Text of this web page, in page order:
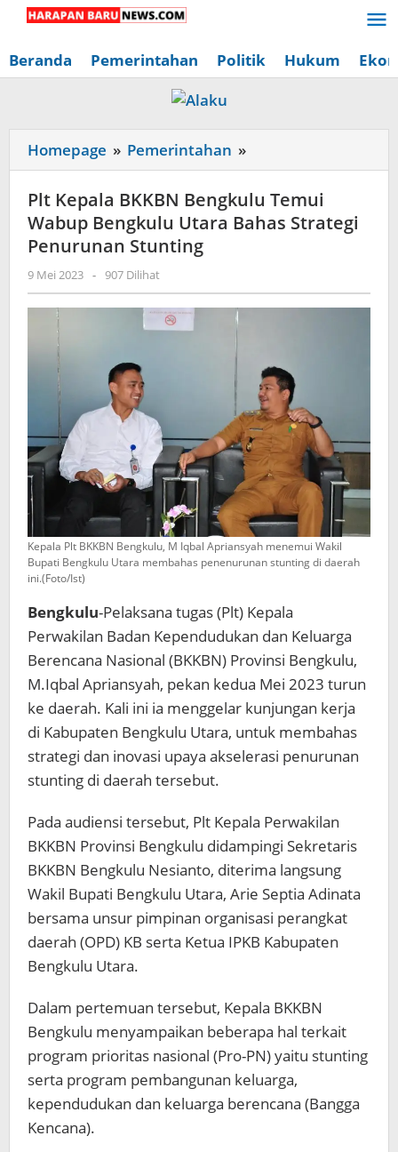
Lewati
konten
Beranda Pemerintahan Politik Hukum
Homepage » Pemerintahan »
Kepala
BKKBN
Bengkulu
Utara
Penurunan
Stunting
Plt Kepala BKKBN Bengkulu Temui
Wabup Bengkulu Utara Bahas Strategi
Penurunan Stunting
9 Mei 2023 oleh
Redaksi
Harapan
- 907 Dilihat
Kepala Plt BKKBN Bengkulu, M Iqbal Apriansyah menemui Wakil
Bupati Bengkulu Utara membahas penenurunan stunting di daerah
ini.(Foto/Ist)
Bengkulu-Pelaksana tugas (Plt) Kepala
Perwakilan Badan Kependudukan dan Keluarga
Berencana Nasional (BKKBN) Provinsi Bengkulu,
M.Iqbal Apriansyah, pekan kedua Mei 2023 turun
ke daerah. Kali ini ia menggelar kunjungan kerja
di Kabupaten Bengkulu Utara, untuk membahas
strategi dan inovasi upaya akselerasi penurunan
stunting di daerah tersebut.
Pada audiensi tersebut, Plt Kepala Perwakilan
BKKBN Provinsi Bengkulu didampingi Sekretaris
BKKBN Bengkulu Nesianto, diterima langsung
Wakil Bupati Bengkulu Utara, Arie Septia Adinata
bersama unsur pimpinan organisasi perangkat
daerah (OPD) KB serta Ketua IPKB Kabupaten
Bengkulu Utara.
Dalam pertemuan tersebut, Kepala BKKBN
Bengkulu menyampaikan beberapa hal terkait
program prioritas nasional (Pro-PN) yaitu stunting
serta program pembangunan keluarga,
kependudukan dan keluarga berencana (Bangga
Kencana).